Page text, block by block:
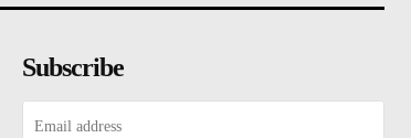
Subscribe